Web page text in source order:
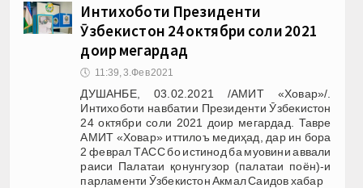
Интихоботи Президенти
Ӯзбекистон 24 октябри соли 2021
доир мегардад
🕔 11:39, 3.Фев 2021
ДУШАНБЕ, 03.02.2021 /АМИТ «Ховар»/.
Интихоботи навбатии Президенти Ӯзбекистон
24 октябри соли 2021 доир мегардад. Тавре
АМИТ «Ховар» иттилоъ медиҳад, дар ин бора
2 феврал ТАСС бо истинод ба муовини аввали
раиси Палатаи қонунгузор (палатаи поён)-и
парламенти Ӯзбекистон Акмал Саидов хабар